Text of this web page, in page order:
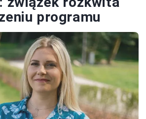
programu